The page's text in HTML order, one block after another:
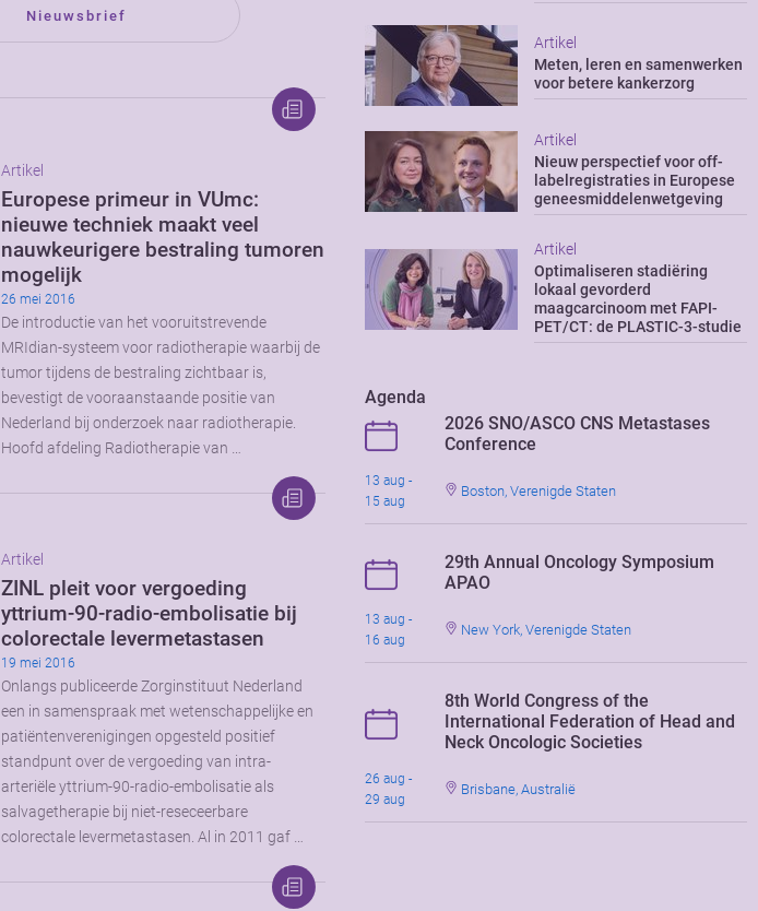
Nieuwsbrief
Artikel
Europese primeur in VUmc:
nieuwe techniek maakt veel
nauwkeurigere bestraling tumoren
mogelijk
26 mei 2016
De introductie van het vooruitstrevende
MRIdian-systeem voor radiotherapie waarbij de
tumor tijdens de bestraling zichtbaar is,
bevestigt de vooraanstaande positie van
Nederland bij onderzoek naar radiotherapie.
Hoofd afdeling Radiotherapie van …
Artikel
ZINL pleit voor vergoeding
yttrium-90-radio-embolisatie bij
colorectale levermetastasen
19 mei 2016
Onlangs publiceerde Zorginstituut Nederland
een in samenspraak met wetenschappelijke en
patiëntenverenigingen opgesteld positief
standpunt over de vergoeding van intra-
arteriële yttrium-90-radio-embolisatie als
salvagetherapie bij niet-reseceerbare
colorectale levermetastasen. Al in 2011 gaf …
Artikel
Meten, leren en samenwerken
voor betere kankerzorg
Artikel
Nieuw perspectief voor off-
labelregistraties in Europese
geneesmiddelenwetgeving
Artikel
Optimaliseren stadiëring
lokaal gevorderd
maagcarcinoom met FAPI-
PET/CT: de PLASTIC-3-studie
Agenda
2026 SNO/ASCO CNS Metastases
Conference
13 aug -
15 aug
Boston, Verenigde Staten
29th Annual Oncology Symposium
APAO
13 aug -
16 aug
New York, Verenigde Staten
8th World Congress of the
International Federation of Head and
Neck Oncologic Societies
26 aug -
29 aug
Brisbane, Australië